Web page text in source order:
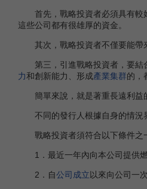
首先，戰略投資者必須具有較好
這些公司都有很雄厚的資金。
其次，戰略投資者不僅要能帶
第三，引進戰略投資者，要結合
力和創新能力、形成產業集群的，
簡單來說，就是著重長遠利益
不同的發行人根據自身的情況界
戰略投資者須符合以下條件之
1．最近一年內向本公司提供燃
2．自公司成立以來向公司一